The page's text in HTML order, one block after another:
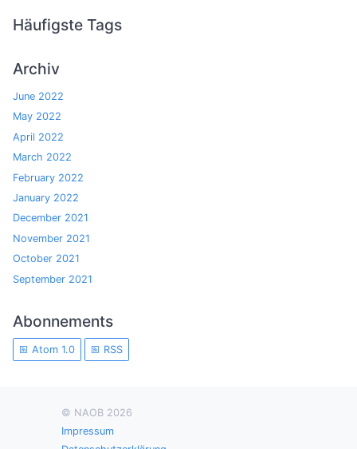
Häufigste Tags
Archiv
June 2022
May 2022
April 2022
March 2022
February 2022
January 2022
December 2021
November 2021
October 2021
September 2021
Abonnements
Atom 1.0 RSS
© NAOB 2026
Impressum